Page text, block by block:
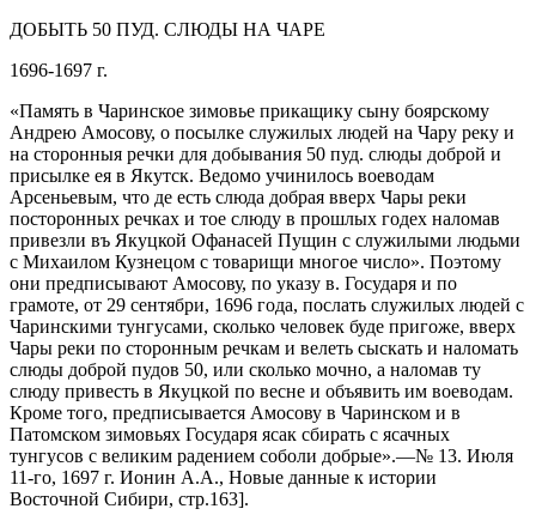
ДОБЫТЬ 50 ПУД. СЛЮДЫ НА ЧАРЕ
1696-1697 г.
«Память в Чаринское зимовье прикащику сыну боярскому
Андрею Амосову, о посылке служилых людей на Чару реку и
на сторонныя речки для добывания 50 пуд. слюды доброй и
присылке ея в Якутск. Ведомо учинилось воеводам
Арсеньевым, что де есть слюда добрая вверх Чары реки
посторонных речках и тое слюду в прошлых годех наломав
привезли въ Якуцкой Офанасей Пущин с служилыми людьми
с Михаилом Кузнецом с товарищи многое число». Поэтому
они предписывают Амосову, по указу в. Государя и по
грамоте, от 29 сентябри, 1696 года, послать служилых людей с
Чаринскими тунгусами, сколько человек буде пригоже, вверх
Чары реки по сторонным речкам и велеть сыскать и наломать
слюды доброй пудов 50, или сколько мочно, а наломав ту
слюду привесть в Якуцкой по весне и объявить им воеводам.
Кроме того, предписывается Амосову в Чаринском и в
Патомском зимовьях Государя ясак сбирать с ясачных
тунгусов с великим радением соболи добрые».—№ 13. Июля
11-го, 1697 г. Ионин А.А., Новые данные к истории
Восточной Сибири, стр.163].